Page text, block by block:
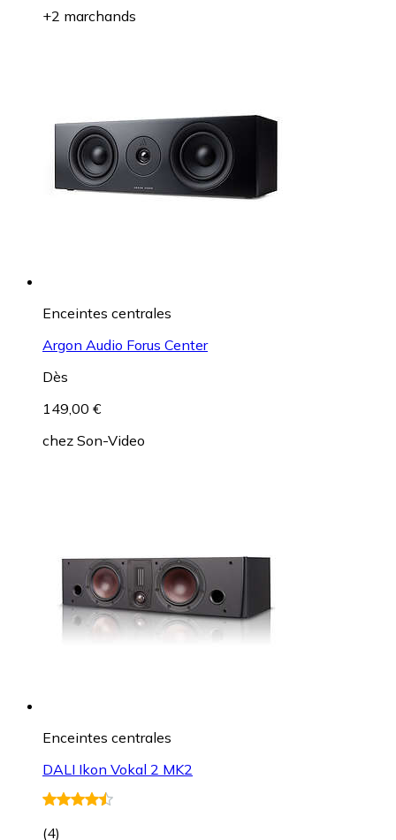
+2 marchands
Enceintes centrales
Argon Audio Forus Center
Dès
149,00 €
chez Son-Video
Enceintes centrales
DALI Ikon Vokal 2 MK2
(4)